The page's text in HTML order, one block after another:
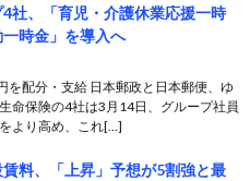
社、「育児・介護休業応援一時
時金」を導入へ
を配分・支給 日本郵政と日本郵便、ゆ
命保険の4社は3月14日、グループ社員
より高め、これ[…]
料、「上昇」予想が5割強と最